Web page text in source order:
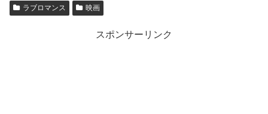
ラブロマンス 映画
スポンサーリンク